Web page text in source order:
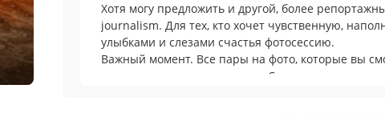
Хотя могу предложить и другой, более
journalism. Для тех, кто хочет чувственную,
улыбками и слезами счастья фотосессию.
Важный момент. Все пары на фото, которые вы
реальные женихи и невесты. Согласен, в